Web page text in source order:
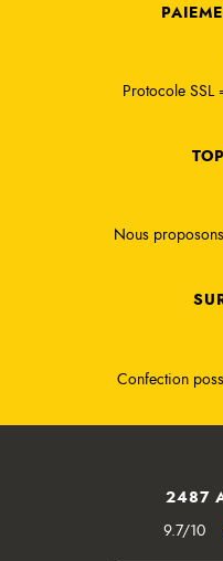
Protocole SSL
Nous
Confection
2487
9.7/10